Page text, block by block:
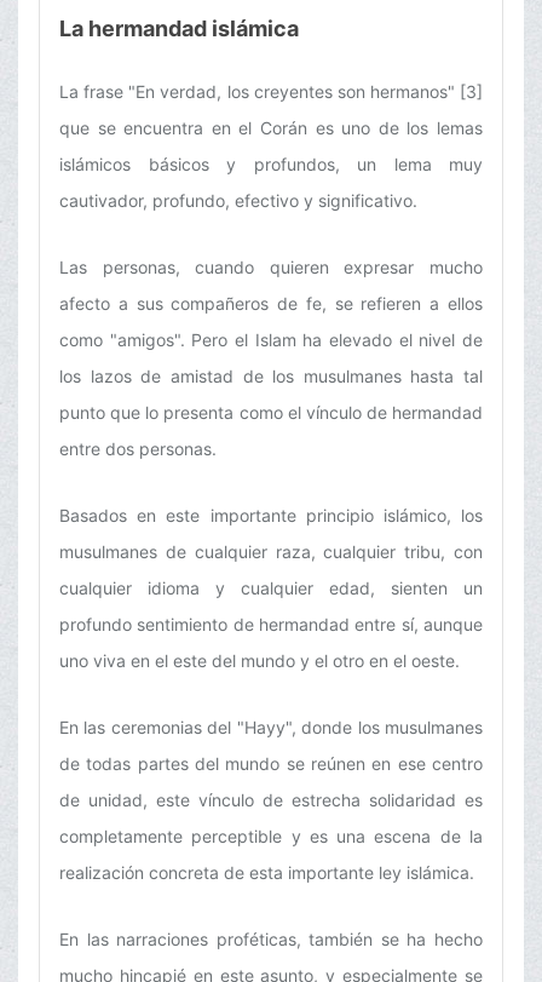
La hermandad islámica
La frase "En verdad, los creyentes son hermanos" [3]
que se encuentra en el Corán es uno de los lemas
islámicos básicos y profundos, un lema muy
cautivador, profundo, efectivo y significativo.
Las personas, cuando quieren expresar mucho
afecto a sus compañeros de fe, se refieren a ellos
como "amigos". Pero el Islam ha elevado el nivel de
los lazos de amistad de los musulmanes hasta tal
punto que lo presenta como el vínculo de hermandad
entre dos personas.
Basados en este importante principio islámico, los
musulmanes de cualquier raza, cualquier tribu, con
cualquier idioma y cualquier edad, sienten un
profundo sentimiento de hermandad entre sí, aunque
uno viva en el este del mundo y el otro en el oeste.
En las ceremonias del "Hayy", donde los musulmanes
de todas partes del mundo se reúnen en ese centro
de unidad, este vínculo de estrecha solidaridad es
completamente perceptible y es una escena de la
realización concreta de esta importante ley islámica.
En las narraciones proféticas, también se ha hecho
mucho hincapié en este asunto, y especialmente se